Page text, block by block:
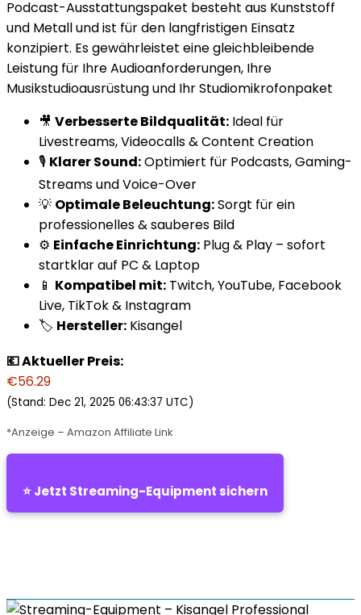
Podcast-Ausstattungspaket besteht aus Kunststoff
und Metall und ist für den langfristigen Einsatz
konzipiert. Es gewährleistet eine gleichbleibende
Leistung für Ihre Audioanforderungen, Ihre
Musikstudioausrüstung und Ihr Studiomikrofonpaket
🎥 Verbesserte Bildqualität: Ideal für
Livestreams, Videocalls & Content Creation
🎙️ Klarer Sound:Optimiert für Podcasts, Gaming-
Streams und Voice-Over
💡 Optimale Beleuchtung:Sorgt für ein
professionelles & sauberes Bild
⚙️ Einfache Einrichtung: Plug & Play – sofort
startklar auf PC & Laptop
📱 Kompatibel mit: Twitch, YouTube, Facebook
Live, TikTok & Instagram
🏷️ Hersteller: Kisangel
💶 Aktueller Preis:
€56.29
(Stand: Dec 21, 2025 06:43:37 UTC)
*Anzeige – Amazon Affiliate Link
⭐ Jetzt Streaming-Equipment sichern